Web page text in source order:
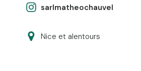
sarlmatheochauvel
Nice et alentours